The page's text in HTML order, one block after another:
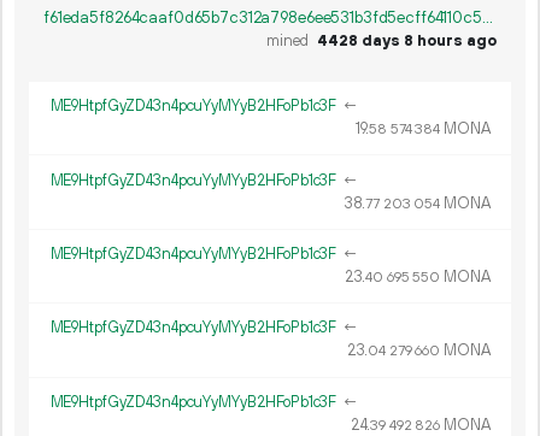
f61eda5f8264caaf0d65b7c312a798e6ee531b3fd5ecff64110c5bfe1d60a058
mined
4428 days 8 hours ago
ME9HtpfGyZD43n4pcuYyMYyB2HFoPb1c3F ←
19.58 574384 MONA
ME9HtpfGyZD43n4pcuYyMYyB2HFoPb1c3F ←
38.77 203 054 MONA
ME9HtpfGyZD43n4pcuYyMYyB2HFoPb1c3F ←
23.40 695 550 MONA
ME9HtpfGyZD43n4pcuYyMYyB2HFoPb1c3F ←
23.04 279660 MONA
ME9HtpfGyZD43n4pcuYyMYyB2HFoPb1c3F ←
24.39 492 826 MONA